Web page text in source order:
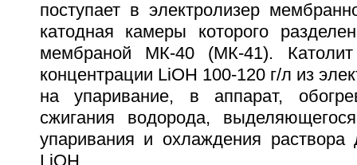
поступает в электролизер
катодная камеры которого
мембраной МК-40 (МК-41).
концентрации LiOH 100-120 г/л из
на упаривание, в аппарат,
сжигания водорода,
упаривания и охлаждения раствора
LiOH